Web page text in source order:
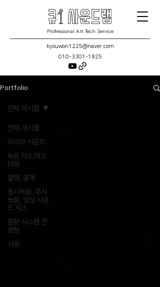
Professional Art Tech Service
kyouwon1225@naver.com
010-3301-1825
Portfolio
전체 게시물
라이브 사운드
녹음,믹스,마스
터링
촬영, 중계
동시녹음, 후시
녹음, 영상 사운
드 믹스
음향 시스템 컨
설팅
시공
전체 게시물